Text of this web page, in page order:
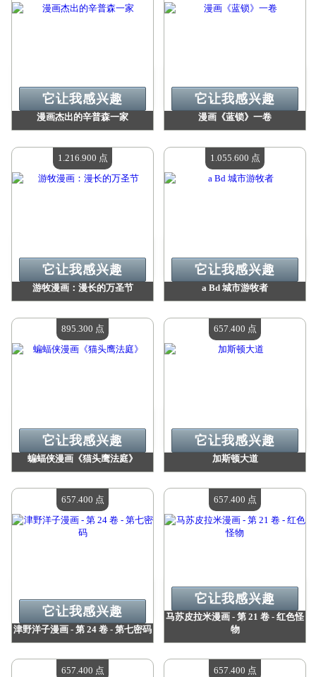
漫画杰出的辛普森一家
现有数量：4
它让我感兴趣
漫画《蓝锁》一卷
现有数量：4
它让我感兴趣
游牧漫画：漫长的万圣节
现有数量：4
它让我感兴趣
1.216.900 点
a Bd 城市游牧者
现有数量：4
它让我感兴趣
1.055.600 点
蝙蝠侠漫画《猫头鹰法庭》
现有数量：4
它让我感兴趣
895.300 点
加斯顿大道
现有数量：4
它让我感兴趣
657.400 点
津野洋子漫画 - 第 24 卷 - 第七密码
现有数量：4
它让我感兴趣
657.400 点
马苏皮拉米漫画 - 第 21 卷 - 红色怪
物
现有数量：4
它让我感兴趣
657.400 点
657.400 点 657.400 点